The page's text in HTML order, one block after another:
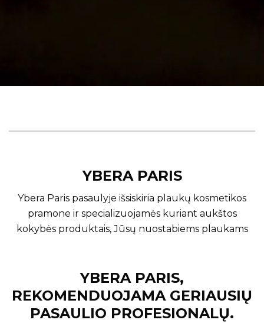
YBERA PARIS
Ybera Paris pasaulyje išsiskiria plaukų kosmetikos
pramone ir specializuojamės kuriant aukštos
kokybės produktais, Jūsų nuostabiems plaukams
YBERA PARIS,
REKOMENDUOJAMA GERIAUSIŲ
PASAULIO PROFESIONALŲ.